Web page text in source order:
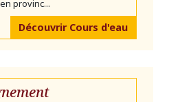
provinc...
Découvrir Cours d'eau